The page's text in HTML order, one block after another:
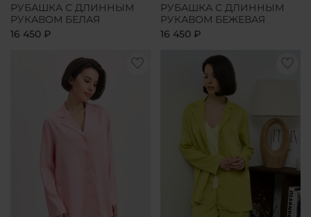
РУБАШКА С ДЛИННЫМ
РУКАВОМ БЕЛАЯ
16 450 ₽
РУБАШКА С ДЛИННЫМ
РУКАВОМ БЕЖЕВАЯ
16 450 ₽